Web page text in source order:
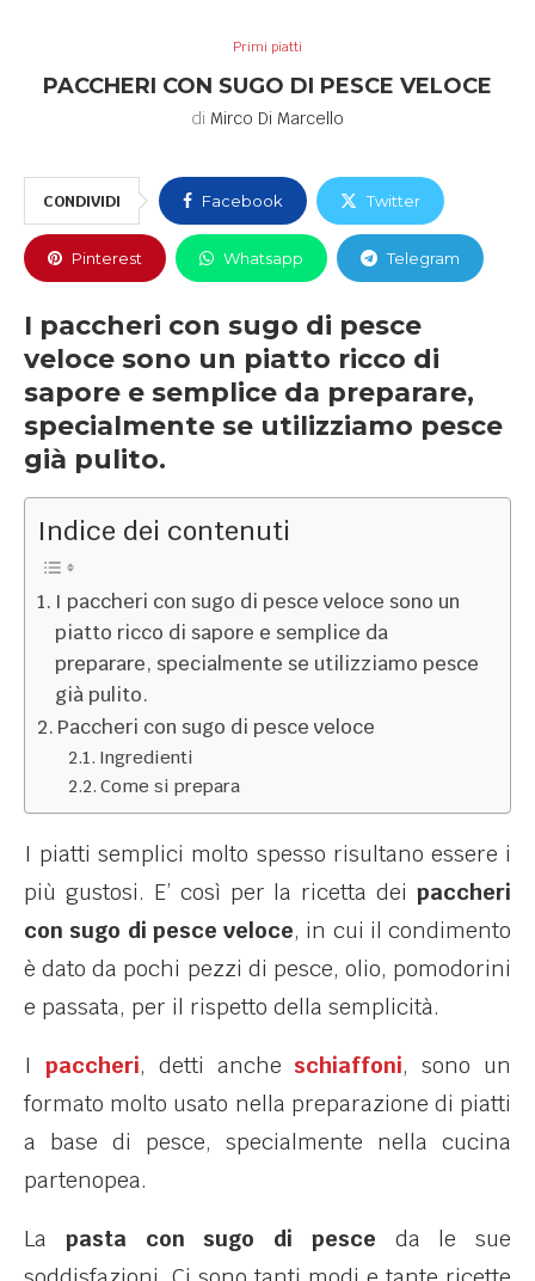
Primi piatti
PACCHERI CON SUGO DI PESCE VELOCE
di Mirco Di Marcello
CONDIVIDI Facebook Twitter
Pinterest Whatsapp Telegram
I paccheri con sugo di pesce
veloce sono un piatto ricco di
sapore e semplice da preparare,
specialmente se utilizziamo pesce
già pulito.
Indice dei contenuti
I paccheri con sugo di pesce veloce sono un
piatto ricco di sapore e semplice da
preparare, specialmente se utilizziamo pesce
già pulito.
Paccheri con sugo di pesce veloce
Ingredienti
Come si prepara
I piatti semplici molto spesso risultano essere i
più gustosi. E’ così per la ricetta dei paccheri
con sugo di pesce veloce, in cui il condimento
è dato da pochi pezzi di pesce, olio, pomodorini
e passata, per il rispetto della semplicità.
I paccheri, detti anche schiaffoni, sono un
formato molto usato nella preparazione di piatti
a base di pesce, specialmente nella cucina
partenopea.
La pasta con sugo di pesce da le sue